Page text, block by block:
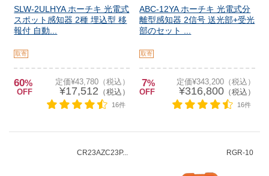
SLW-2ULHYA ホーチキ 光電式
スポット感知器 2種 埋込型 移
報付 自動...
取寄
60%
OFF
定価¥43,780（税込）
¥17,512 （税込）
16件
ABC-12YA ホーチキ 光電式分
離型感知器 2信号 送光部+受光
部のセット ...
取寄
7%
OFF
定価¥343,200（税込）
¥316,800（税込）
16件
CR23AZC23P... RGR-10